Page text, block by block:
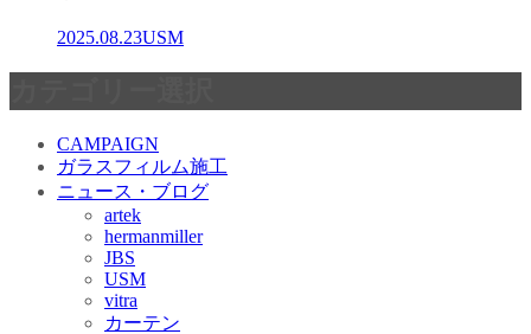
2025.08.23USM
CAMPAIGN
ガラスフィルム施工
ニュース・ブログ
artek
hermanmiller
JBS
USM
vitra
カーテン